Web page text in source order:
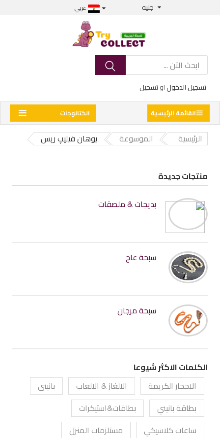
جنيه عربي
تسجيل الدخولاوتسجيل
الكتالوجات القائمة الرئيسية
الرئيسية الموسوعة يوهان فيليپ ريس
منتجات جديدة
بديجات & ملصقات
سبحة عاج
سبحة مرجان
الكلمات الاكثر شيوعا
الاحجار الكريمة
الالغاز & الالعاب
بانيني
بطاقة بانيني
بطاقات&استيكرات
ساعات كلاسيكي
مستلزمات المنزل